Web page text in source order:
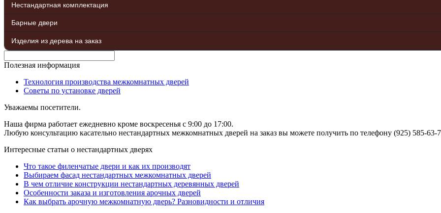
Нестандартная комплектация
Барные двери
Изделия из дерева на заказ
Полезная информация
Технология производства межкомнатных дверей
Советы по установке дверей
Уважаемы посетители.
Наша фирма работает ежедневно кроме воскресенья с 9:00 до 17:00.
Любую консультацию касательно нестандартных межкомнатных дверей на заказ вы можете получить по телефону (925) 585-63-
Интересные статьи о нестандартных дверях
Что такое филенчатые двери и как их производят
Выбираем фасад нестандартных межкомнатных дверей
В чем отличие конструкции нестандартных деревянных дверей
Особенности заказа и изготовления арочных дверей
Как выбрать арочную межкомнатную дверь? Разновидности и отличия